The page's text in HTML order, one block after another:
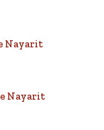
Nayarit
Nayarit